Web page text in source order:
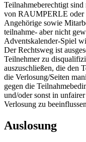
Teilnahmeberechtigt
von RAUMPERLE oder
Angehörige sowie
teilnahme- aber nicht
Adventskalender-Spiel
Der Rechtsweg ist
Teilnehmer zu
auszuschließen, die den
die Verlosung/Seiten
gegen die
und/oder sonst in
Verlosung zu
Auslosung